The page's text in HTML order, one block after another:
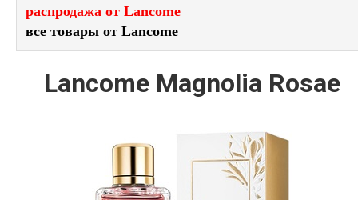
распродажа от Lancome
все товары от Lancome
Lancome Magnolia Rosae